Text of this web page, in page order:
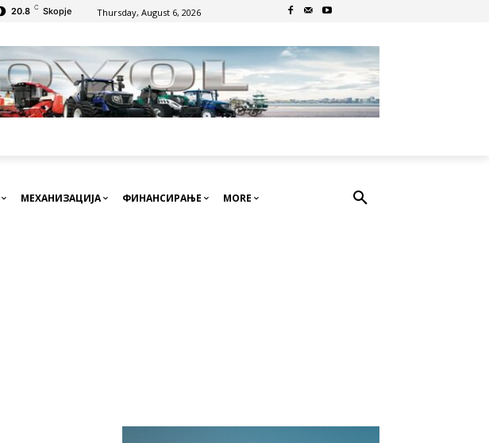
20.8 C Skopje Thursday, August 6, 2026
МЕХАНИЗАЦИЈА ФИНАНСИРАЊЕ MORE